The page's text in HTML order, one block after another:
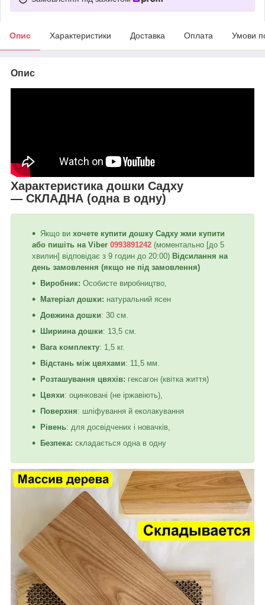
Опис Характеристики Доставка Оплата Умови
Опис
Характеристика дошки Садху
— СКЛАДНА (одна в одну)
Якщо ви хочете купити дошку Садху жми купити
або пишіть на Viber 0993891242 (моментально [до 5
хвилин] відповідає з 9 годин до 20:00) Відсилання на
день замовлення (якщо не під замовлення)
Виробник: Особисте виробництво,
Матеріал дошки: натуральний ясен
Довжина дошки: 30 см.
Шириина дошки: 13,5 см.
Вага комплекту: 1,5 кг.
Відстань між цвяхами: 11,5 мм.
Розташування цвяхів: гексагон (квітка життя)
Цвяхи: оцинковані (не іржавіють),
Поверхня: шліфування й еколакування
Рівень: для досвідчених і новачків,
Безпека: складається одна в одну